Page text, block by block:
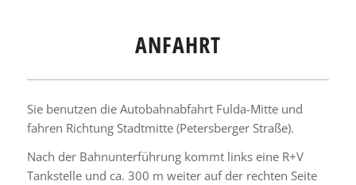
ANFAHRT
Sie benutzen die Autobahnabfahrt Fulda-Mitte und
fahren Richtung Stadtmitte (Petersberger Straße).
Nach der Bahnunterführung kommt links eine R+V
Tankstelle und ca. 300 m weiter auf der rechten Seite